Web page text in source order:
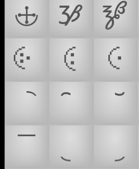
🕁 🝲 🝳
🤄
🤅 🤆